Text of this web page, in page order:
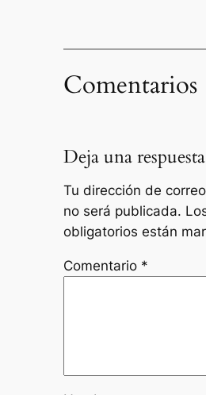
Comentarios
Deja una respuesta
Tu dirección de
no será publicada.
obligatorios están
Comentario *